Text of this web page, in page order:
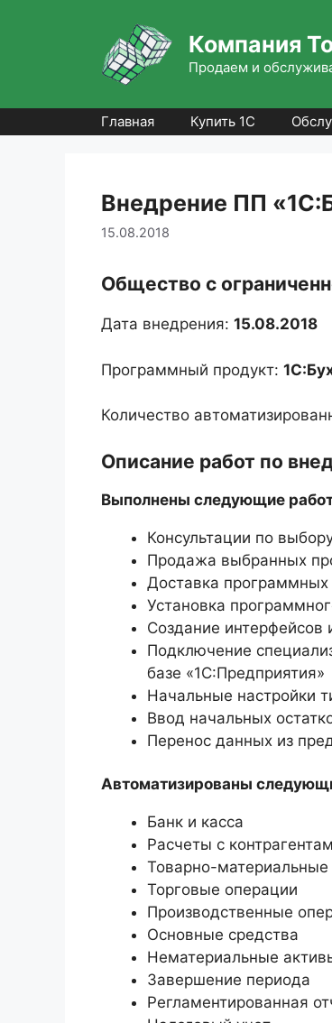
содержимому
Компания
Продаем и
Главная Купить 1С
Внедрение ПП
15.08.2018
Общество с
Дата внедрения: 15.08.2018
Программный продукт:
Количество
Описание работ по
Выполнены следующие
Консультации по
Продажа выбранных
Доставка программных
Установка
Создание интерфейсов
Подключение
базе «1С:Предприятия»
Начальные настройки
Ввод начальных
Перенос данных из
Автоматизированы
Банк и касса
Расчеты с
Товарно-материальные
Торговые операции
Производственные
Основные средства
Нематериальные
Завершение периода
Регламентированная